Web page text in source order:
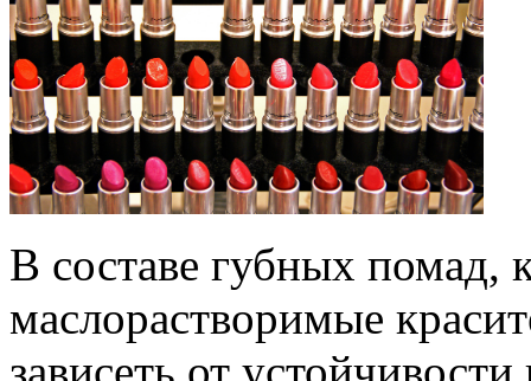
В составе губных помад,
маслорастворимые